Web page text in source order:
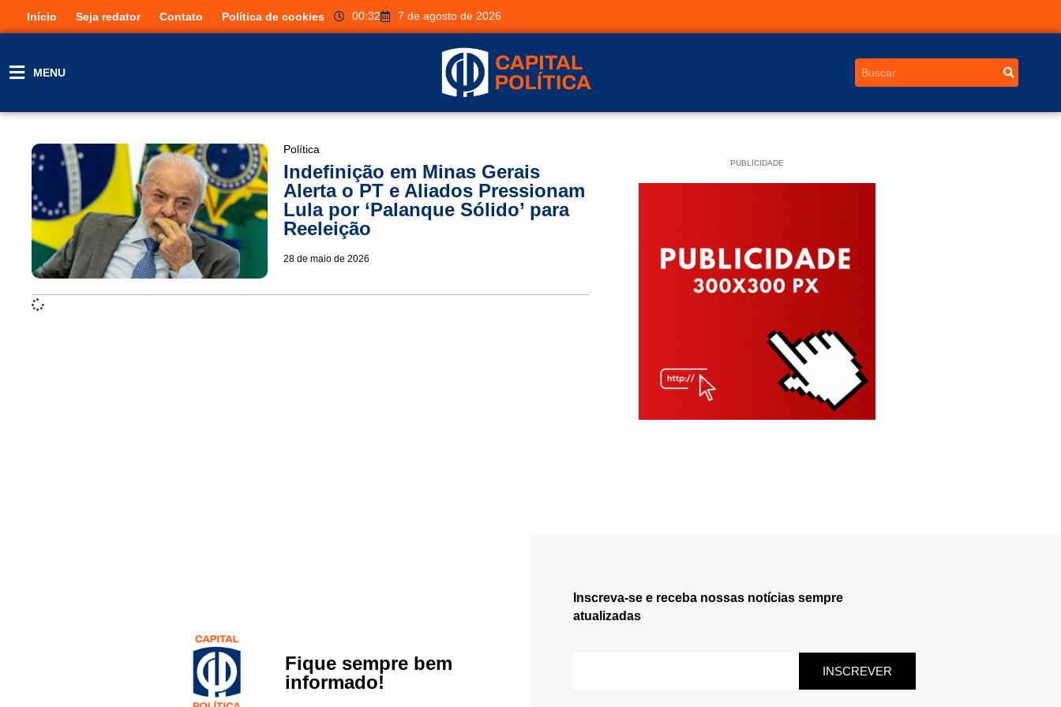
Início Seja redator Contato Política de cookies 00:32 7 de agosto de 2026
MENU
Política
Indefinição em Minas Gerais
Alerta o PT e Aliados Pressionam
Lula por ‘Palanque Sólido’ para
Reeleição
28 de maio de 2026
PUBLICIDADE
Fique sempre bem
informado!
Inscreva-se e receba nossas notícias sempre
atualizadas
INSCREVER